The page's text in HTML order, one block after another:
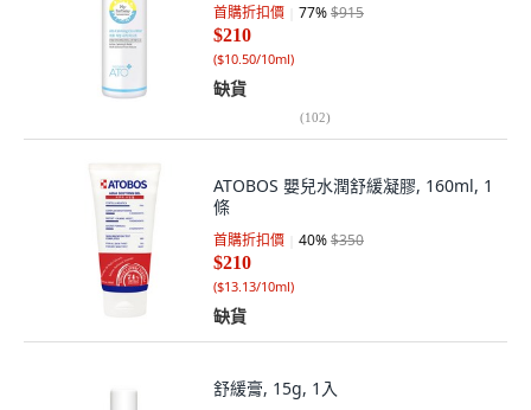
首購折扣價 77%$915
$210
($10.50/10ml)
缺貨
(102)
ATOBOS 嬰兒水潤舒緩凝膠, 160ml, 1
條
首購折扣價 40%$350
$210
($13.13/10ml)
缺貨
舒緩膏, 15g, 1入